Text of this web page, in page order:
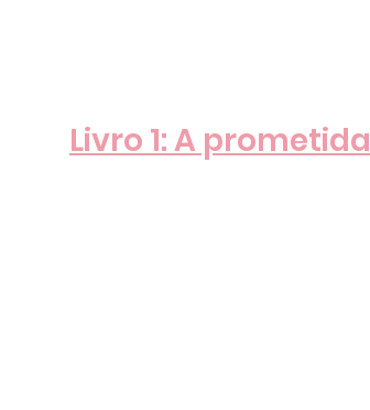
Livro 1: A prometida